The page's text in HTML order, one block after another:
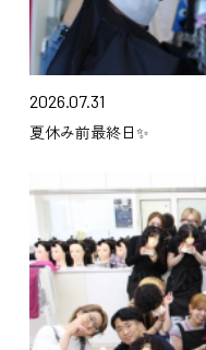
2026.07.31
夏休み前最終日✨